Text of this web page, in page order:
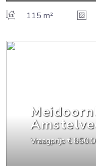
115 m²
Vraagprijs€